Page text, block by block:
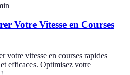
Votre Vitesse en Courses
votre vitesse en courses rapides
efficaces. Optimisez votre